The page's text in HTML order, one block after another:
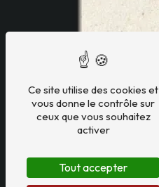
Ce site utilise des cookies et
vous donne le contrôle sur
ceux que vous souhaitez
activer
Tout accepter